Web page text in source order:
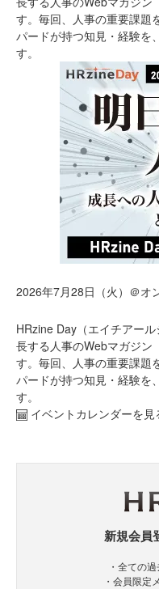
す。毎回、人事の重要課題
パードが持つ知見・経験を
す。
2026年7月28日（火）＠オ
HRzine Day（エイチアー
長する人事のWebマガジン
す。毎回、人事の重要課題
パードが持つ知見・経験を
す。
イベントカレンダーを見
新規会員
・全ての
・会員限定